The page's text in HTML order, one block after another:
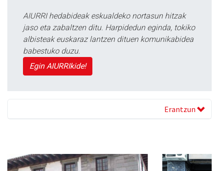
AIURRI hedabideak eskualdeko nortasun hitzak
jaso eta zabaltzen ditu. Harpidedun eginda, tokiko
albisteak euskaraz lantzen dituen komunikabidea
babestuko duzu.
Egin AIURRIkide!
Erantzun